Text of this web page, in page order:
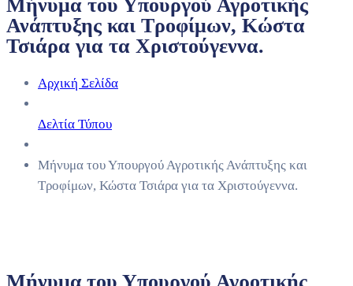
Μήνυμα του Υπουργού Αγροτικής
Ανάπτυξης και Τροφίμων, Κώστα
Τσιάρα για τα Χριστούγεννα.
Αρχική Σελίδα
Δελτία Τύπου
Μήνυμα του Υπουργού Αγροτικής Ανάπτυξης και
Τροφίμων, Κώστα Τσιάρα για τα Χριστούγεννα.